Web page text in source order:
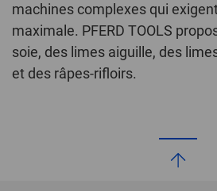
machines complexes qui
maximale. PFERD TOOLS
soie, des limes aiguille, des
et des râpes-rifloirs.